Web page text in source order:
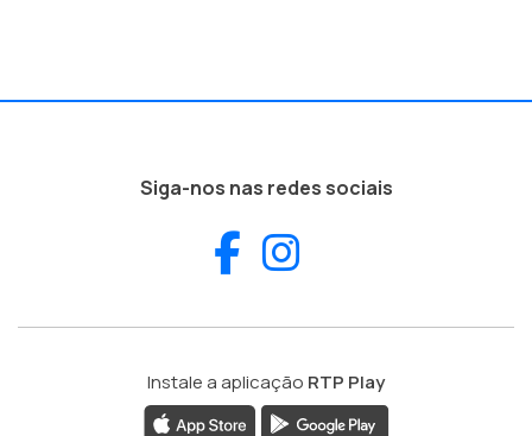
Siga-nos nas redes sociais
Facebook
Instale a aplicação RTP Play